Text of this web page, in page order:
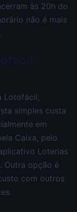
às 20h do
não é mais
Lotofácil,
simples custa
em
Caixa, pelo
Loterias
Outra opção é
com outros